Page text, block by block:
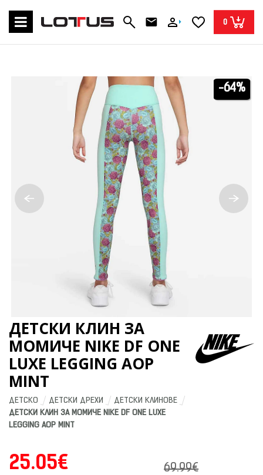
0
-64%
ДЕТСКИ КЛИН ЗА
МОМИЧЕ NIKE DF ONE
LUXE LEGGING AOP
MINT
ДЕТСКО ДЕТСКИ ДРЕХИ
ДЕТСКИ КЛИНОВЕ
ДЕТСКИ КЛИН ЗА МОМИЧЕ NIKE DF ONE LUXE
LEGGING AOP MINT
25.05€
69.99€